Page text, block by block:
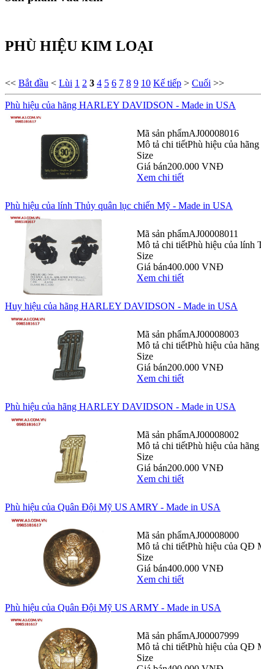
PHÙ HIỆU KIM LOẠI
<< Bắt đầu < Lùi 1 2 3 4 5 6 7 8 9 10 Kế tiếp > Cuối >>
Phù hiệu của hãng HARLEY DAVIDSON - Made in USA
Mã sản phẩmAJ00008016
Mô tả chi tiếtPhù hiệu của
Size
Giá bán200.000 VNĐ
Xem chi tiết
Phù hiệu của lính Thủy quân lục chiến Mỹ - Made in USA
Mã sản phẩmAJ00008011
Mô tả chi tiếtPhù hiệu của lính
Size
Giá bán400.000 VNĐ
Xem chi tiết
Huy hiệu của hãng HARLEY DAVIDSON - Made in USA
Mã sản phẩmAJ00008003
Mô tả chi tiếtPhù hiệu của
Size
Giá bán200.000 VNĐ
Xem chi tiết
Phù hiệu của hãng HARLEY DAVIDSON - Made in USA
Mã sản phẩmAJ00008002
Mô tả chi tiếtPhù hiệu của
Size
Giá bán200.000 VNĐ
Xem chi tiết
Phù hiệu của Quân Đội Mỹ US AMRY - Made in USA
Mã sản phẩmAJ00008000
Mô tả chi tiếtPhù hiệu của QĐ
Size
Giá bán400.000 VNĐ
Xem chi tiết
Phù hiệu của Quân Đội Mỹ US ARMY - Made in USA
Mã sản phẩmAJ00007999
Mô tả chi tiếtPhù hiệu của QĐ
Size